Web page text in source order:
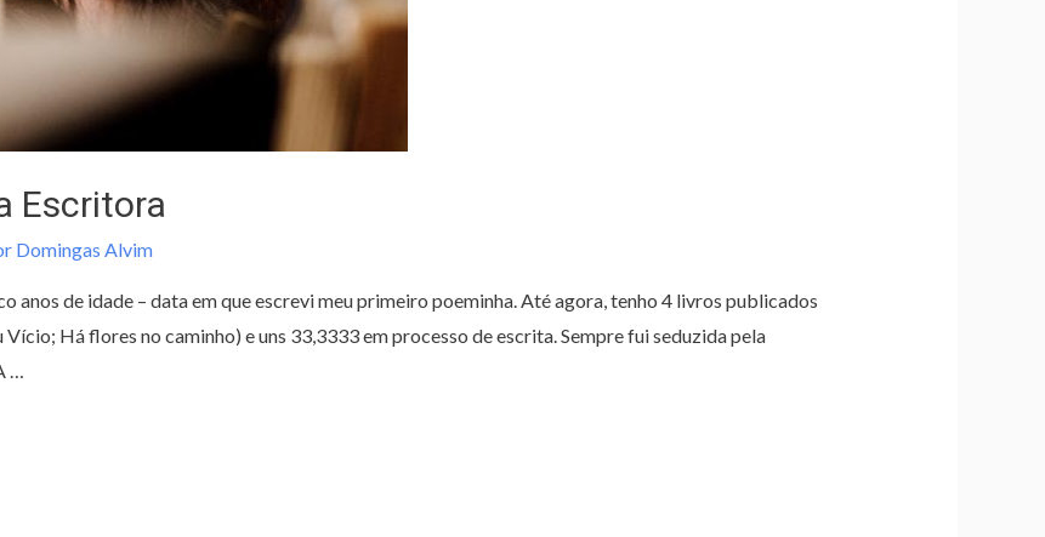
Escritora
Domingas Alvim
anos de idade – data em que escrevi meu primeiro poeminha. Até agora, tenho 4 livros publicados
Há flores no caminho) e uns 33,3333 em processo de escrita. Sempre fui seduzida pela